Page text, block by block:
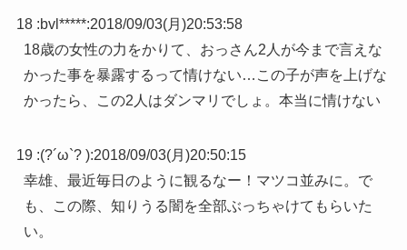
18 :bvl*****:2018/09/03(月)20:53:58
18歳の女性の力をかりて、おっさん2人が今まで言えな
かった事を暴露するって情けない…この子が声を上げな
かったら、この2人はダンマリでしょ。本当に情けない
19 :(?´ω`? ):2018/09/03(月)20:50:15
幸雄、最近毎日のように観るなー！マツコ並みに。で
も、この際、知りうる闇を全部ぶっちゃけてもらいた
い。